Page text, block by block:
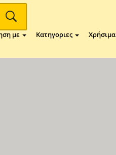
με Κατηγοριες Χρήσιμα